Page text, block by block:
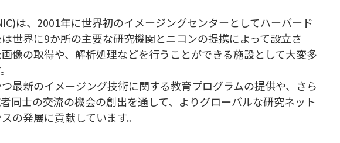
は、2001年に世界初のイメージングセンターとしてハーバード
世界に9か所の主要な研究機関とニコンの提携によって設立さ
像の取得や、解析処理などを行うことができる施設として大変多
最新のイメージング技術に関する教育プログラムの提供や、さら
同士の交流の機会の創出を通して、よりグローバルな研究ネット
の発展に貢献しています。